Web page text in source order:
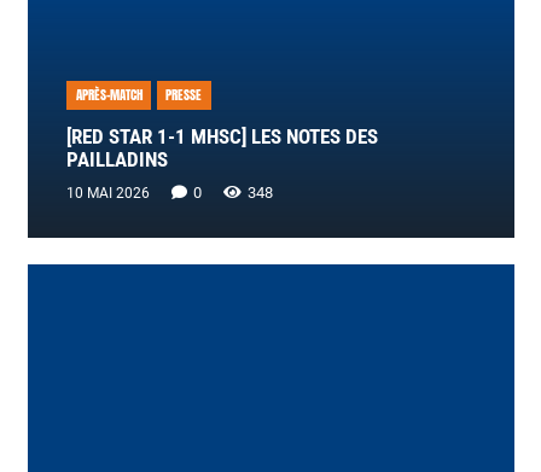
APRÈS-MATCH PRESSE
[RED STAR 1-1 MHSC] LES NOTES DES
PAILLADINS
10 MAI 2026 0 348